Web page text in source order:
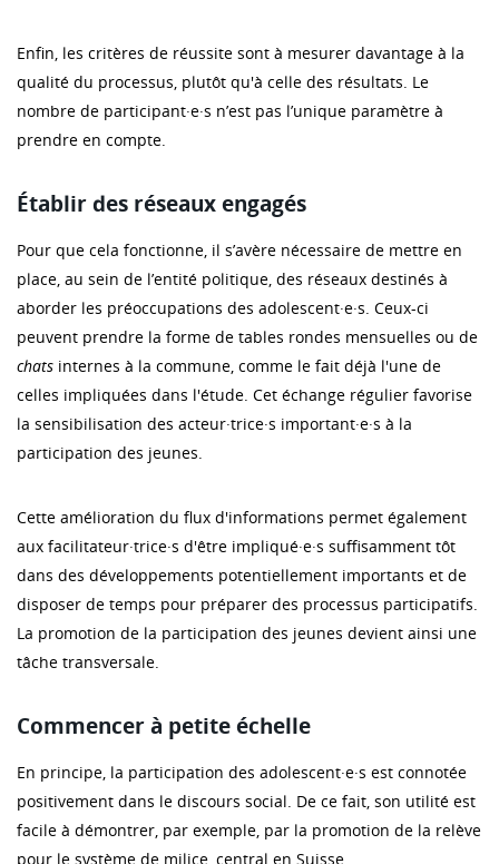
Enfin, les critères de réussite sont à mesurer davantage à la
qualité du processus, plutôt qu'à celle des résultats. Le
nombre de participant·e·s n’est pas l’unique paramètre à
prendre en compte.
Établir des réseaux engagés
Pour que cela fonctionne, il s’avère nécessaire de mettre en
place, au sein de l’entité politique, des réseaux destinés à
aborder les préoccupations des adolescent·e·s. Ceux-ci
peuvent prendre la forme de tables rondes mensuelles ou de
chats internes à la commune, comme le fait déjà l'une de
celles impliquées dans l'étude. Cet échange régulier favorise
la sensibilisation des acteur·trice·s important·e·s à la
participation des jeunes.
Cette amélioration du flux d'informations permet également
aux facilitateur·trice·s d'être impliqué·e·s suffisamment tôt
dans des développements potentiellement importants et de
disposer de temps pour préparer des processus participatifs.
La promotion de la participation des jeunes devient ainsi une
tâche transversale.
Commencer à petite échelle
En principe, la participation des adolescent·e·s est connotée
positivement dans le discours social. De ce fait, son utilité est
facile à démontrer, par exemple, par la promotion de la relève
pour le système de milice, central en Suisse.